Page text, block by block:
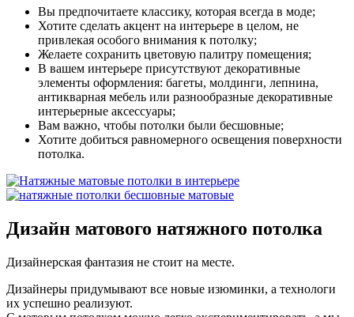
Вы предпочитаете классику, которая всегда в моде;
Хотите сделать акцент на интерьере в целом, не
привлекая особого внимания к потолку;
Желаете сохранить цветовую палитру помещения;
В вашем интерьере присутствуют декоративные
элементы оформления: багеты, молдинги, лепнина,
антикварная мебель или разнообразные декоративные
интерьерные аксессуары;
Вам важно, чтобы потолки были бесшовные;
Хотите добиться равномерного освещения поверхности
потолка.
Дизайн матового натяжного потолка
Дизайнерская фантазия не стоит на месте.
Дизайнеры придумывают все новые изюминки, а технологи
их успешно реализуют.